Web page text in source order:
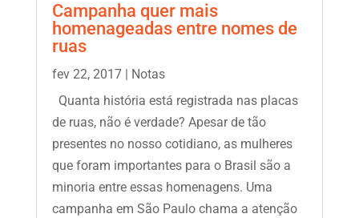
Campanha quer mais
homenageadas entre nomes de
ruas
fev 22, 2017|
Notas
Quanta história está registrada nas placas
de ruas, não é verdade? Apesar de tão
presentes no nosso cotidiano, as mulheres
que foram importantes para o Brasil são a
minoria entre essas homenagens. Uma
campanha em São Paulo chama a atenção